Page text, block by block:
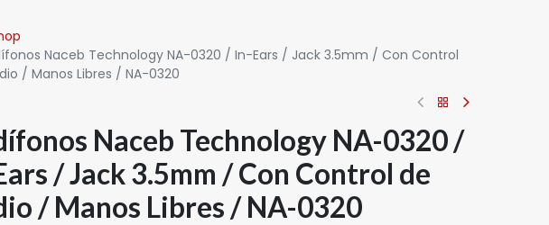
Naceb Technology NA-0320 / In-Ears / Jack 3.5mm / Con Control
/ Manos Libres / NA-0320
Naceb Technology NA-0320 /
/ Jack 3.5mm / Con Control de
/ Manos Libres / NA-0320